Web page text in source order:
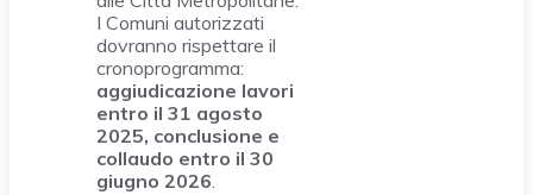
I Comuni autorizzati
dovranno rispettare il
cronoprogramma:
aggiudicazione lavori
entro il 31 agosto
2025, conclusione e
collaudo entro il 30
giugno 2026.